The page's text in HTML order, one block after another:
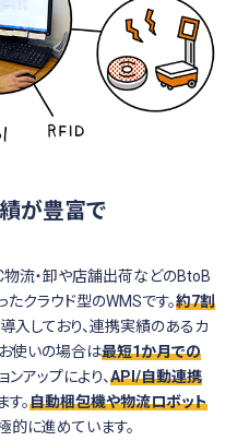
が豊富で
流・卸や店舗出荷などのBtoB
クラウド型のWMSです。約7割
入しており、連携実績のあるカ
使いの場合は最短1か月での
アップにより、API/自動連携
。自動梱包機や物流ロボット
的に進めています。